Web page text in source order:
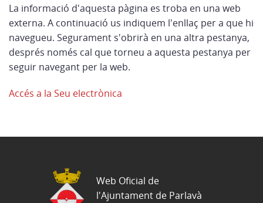
La informació d'aquesta pàgina es troba en una web
externa. A continuació us indiquem l'enllaç per a que hi
navegueu. Segurament s'obrirà en una altra pestanya,
després només cal que torneu a aquesta pestanya per
seguir navegant per la web.
Accés a la Seu electrònica
Web Oficial de
l'Ajuntament de Parlavà